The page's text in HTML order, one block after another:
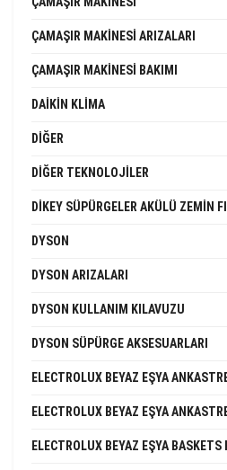
ÇAMAŞIR MAKINESI ARIZALARI
ÇAMAŞIR MAKINESI BAKIMI
DAIKIN KLIMA
DIĞER
DIĞER TEKNOLOJILER
DIKEY SÜPÜRGELER AKÜLÜ ZEMIN
DYSON
DYSON ARIZALARI
DYSON KULLANIM KILAVUZU
DYSON SÜPÜRGE AKSESUARLARI
ELECTROLUX BEYAZ EŞYA
ELECTROLUX BEYAZ EŞYA
ELECTROLUX BEYAZ EŞYA BASKETS